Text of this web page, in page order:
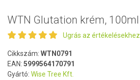
WTN Glutation krém, 100ml
Ugrás az értékelésekhez
Cikkszám: WTN0791
EAN: 5999564170791
Gyártó: Wise Tree Kft.